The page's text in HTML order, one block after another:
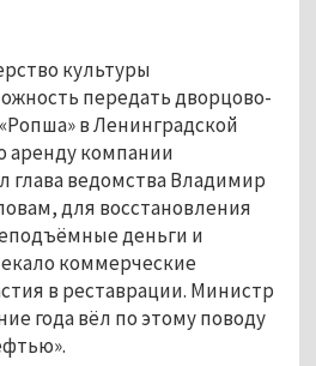
культуры
передать дворцово-
в Ленинградской
аренду компании
глава ведомства Владимир
для восстановления
деньги и
коммерческие
в реставрации. Министр
года вёл по этому поводу